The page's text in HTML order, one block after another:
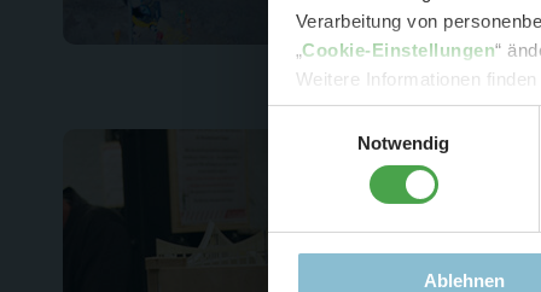
Verarbeitung von
„Cookie-Einstellungen“
Weitere Informationen
Notwendig
Ablehnen
-
-